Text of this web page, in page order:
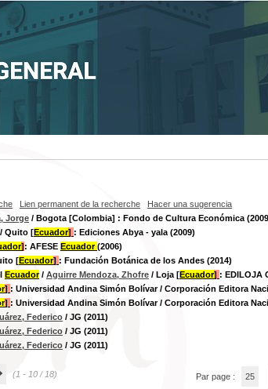
Lien permanent de la recherche
Hacer una sugerencia
Jorge / Bogota [Colombia] : Fondo de Cultura Económica
/ Quito [Ecuador] : Ediciones Abya - yala (2009)
]: AFESE Ecuador(2006)
[Ecuador] : Fundación Botánica de los Andes (2014)
Ecuador/ Aguirre Mendoza, Zhofre / Loja [Ecuador] : EDILOJA
] : Universidad Andina Simón Bolívar / Corporación Editora
] : Universidad Andina Simón Bolívar / Corporación Editora
Federico / JG (2011)
Federico / JG (2011)
Federico / JG (2011)
(1 - 10 / 18) Par page : 25